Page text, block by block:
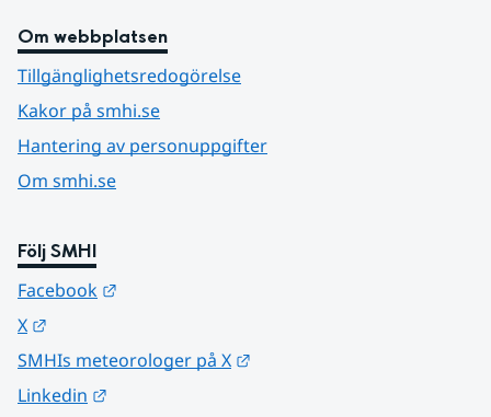
Om webbplatsen
Tillgänglighetsredogörelse
Kakor på smhi.se
Hantering av personuppgifter
Om smhi.se
Följ SMHI
Facebook
X
SMHIs meteorologer på X
Linkedin